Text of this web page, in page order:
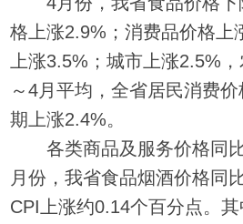
格上涨2.9%；消费品价格上
上涨3.5%；城市上涨2.5%
～4月平均，全省居民消费
期上涨2.4%。
各类商品及服务价格同比
月份，我省食品烟酒价格同
CPI上涨约0.14个百分点。